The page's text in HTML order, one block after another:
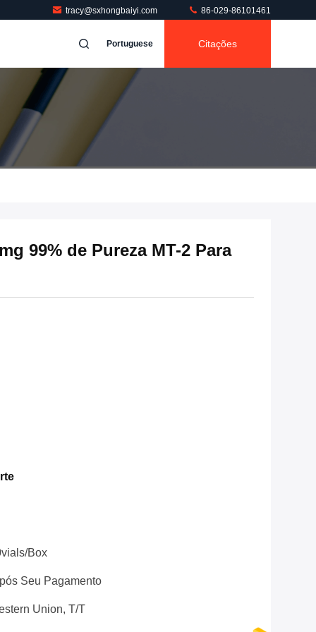
tracy@sxhongbaiyi.com 86-029-86101461
Portuguese Citações
99% de Pureza MT-2 Para
Box
Seu Pagamento
Union, T/T